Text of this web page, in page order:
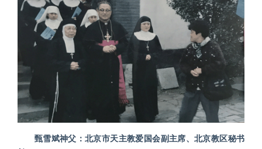
甄雪斌神父：北京市天主教爱国会副主席、北京教区秘书